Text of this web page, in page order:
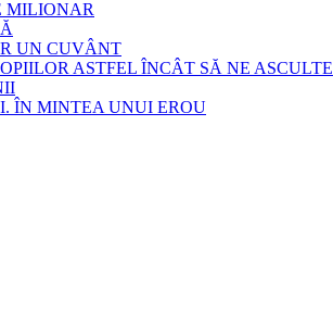
MILIONAR
UN CUVÂNT
ASTFEL ÎNCÂT SĂ NE ASCULTE
ÎN MINTEA UNUI EROU